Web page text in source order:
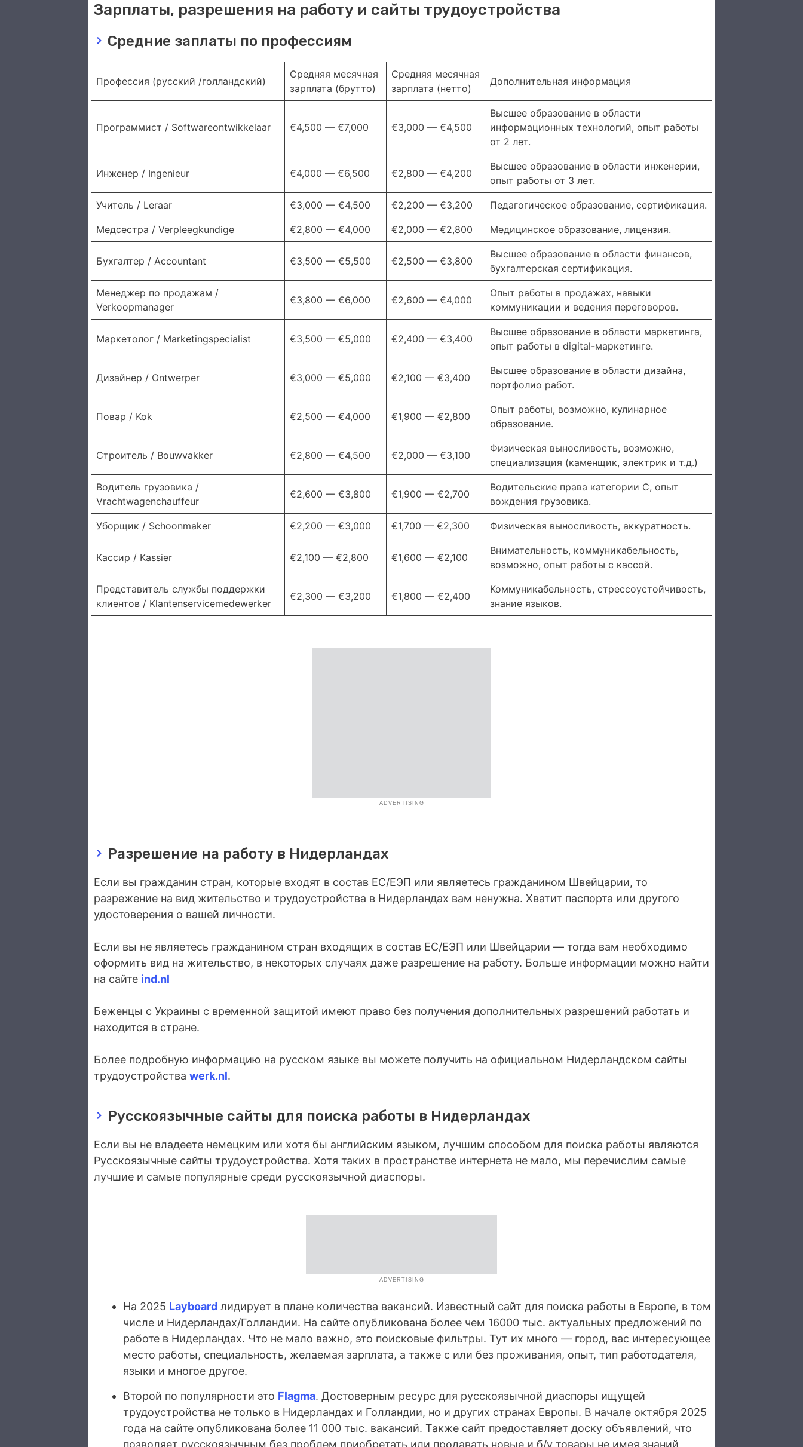
Зарплаты, разрешения на работу и сайты трудоустройства
Средние заплаты по профессиям
Профессия (русский /голландский)
Средняя месячная
зарплата (брутто)
Средняя месячная
зарплата (нетто)
Дополнительная информация
Программист / Softwareontwikkelaar €4,500 — €7,000 €3,000 — €4,500
Высшее образование в области
информационных технологий, опыт работы
от 2 лет.
Инженер / Ingenieur €4,000 — €6,500 €2,800 — €4,200
Высшее образование в области инженерии,
опыт работы от 3 лет.
Учитель / Leraar €3,000 — €4,500 €2,200 — €3,200 Педагогическое образование, сертификация.
Медсестра / Verpleegkundige €2,800 — €4,000 €2,000 — €2,800 Медицинское образование, лицензия.
Бухгалтер / Accountant €3,500 — €5,500 €2,500 — €3,800
Высшее образование в области финансов,
бухгалтерская сертификация.
Менеджер по продажам /
Verkoopmanager
€3,800 — €6,000 €2,600 — €4,000
Опыт работы в продажах, навыки
коммуникации и ведения переговоров.
Маркетолог / Marketingspecialist €3,500 — €5,000 €2,400 — €3,400
Высшее образование в области маркетинга,
опыт работы в digital-маркетинге.
Дизайнер / Ontwerper €3,000 — €5,000 €2,100 — €3,400
Высшее образование в области дизайна,
портфолио работ.
Повар / Kok €2,500 — €4,000 €1,900 — €2,800
Опыт работы, возможно, кулинарное
образование.
Строитель / Bouwvakker €2,800 — €4,500 €2,000 — €3,100
Физическая выносливость, возможно,
специализация (каменщик, электрик и т.д.)
Водитель грузовика /
Vrachtwagenchauffeur
€2,600 — €3,800 €1,900 — €2,700
Водительские права категории C, опыт
вождения грузовика.
Уборщик / Schoonmaker €2,200 — €3,000 €1,700 — €2,300 Физическая выносливость, аккуратность.
Кассир / Kassier €2,100 — €2,800 €1,600 — €2,100
Внимательность, коммуникабельность,
возможно, опыт работы с кассой.
Представитель службы поддержки
клиентов / Klantenservicemedewerker
€2,300 — €3,200 €1,800 — €2,400
Коммуникабельность, стрессоустойчивость,
знание языков.
ADVERTISING
Разрешение на работу в Нидерландах
Если вы гражданин стран, которые входят в состав ЕС/ЕЭП или являетесь гражданином Швейцарии, то
разрежение на вид жительство и трудоустройства в Нидерландах вам ненужна. Хватит паспорта или другого
удостоверения о вашей личности.
Если вы не являетесь гражданином стран входящих в состав ЕС/ЕЭП или Швейцарии — тогда вам необходимо
оформить вид на жительство, в некоторых случаях даже разрешение на работу. Больше информации можно найти
на сайте ind.nl
Беженцы с Украины с временной защитой имеют право без получения дополнительных разрешений работать и
находится в стране.
Более подробную информацию на русском языке вы можете получить на официальном Нидерландском сайты
трудоустройства werk.nl.
Русскоязычные сайты для поиска работы в Нидерландах
Если вы не владеете немецким или хотя бы английским языком, лучшим способом для поиска работы являются
Русскоязычные сайты трудоустройства. Хотя таких в пространстве интернета не мало, мы перечислим самые
лучшие и самые популярные среди русскоязычной диаспоры.
ADVERTISING
На 2025 Layboard лидирует в плане количества вакансий. Известный сайт для поиска работы в Европе, в том
числе и Нидерландах/Голландии. На сайте опубликована более чем 16000 тыс. актуальных предложений по
работе в Нидерландах. Что не мало важно, это поисковые фильтры. Тут их много — город, вас интересующее
место работы, специальность, желаемая зарплата, а также с или без проживания, опыт, тип работодателя,
языки и многое другое.
Второй по популярности это Flagma. Достоверным ресурс для русскоязычной диаспоры ищущей
трудоустройства не только в Нидерландах и Голландии, но и других странах Европы. В начале октября 2025
года на сайте опубликована более 11 000 тыс. вакансий. Также сайт предоставляет доску объявлений, что
позволяет русскоязычным без проблем приобретать или продавать новые и б/у товары не имея знаний